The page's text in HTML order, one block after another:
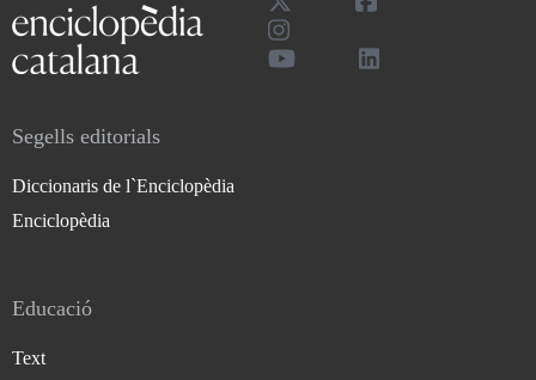
Segells editorials
Diccionaris de l`Enciclopèdia
Enciclopèdia
Educació
Text